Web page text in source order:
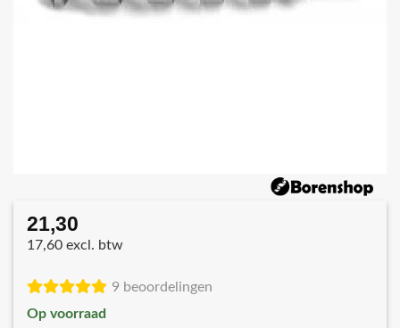
21,30
17,60 excl. btw
9 beoordelingen
Op voorraad